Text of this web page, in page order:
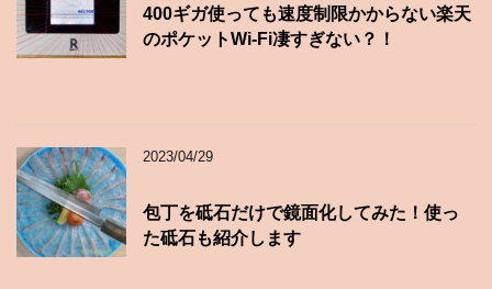
400ギガ使っても速度制限かからない楽天
のポケットWi-Fi凄すぎない？！
2023/04/29
包丁を砥石だけで鏡面化してみた！使っ
た砥石も紹介します